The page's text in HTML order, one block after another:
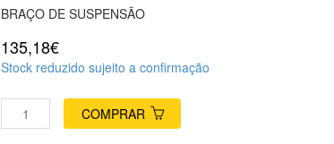
BRAÇO DE SUSPENSÃO
135,18€
Stock reduzido sujeito a confirmação
COMPRAR